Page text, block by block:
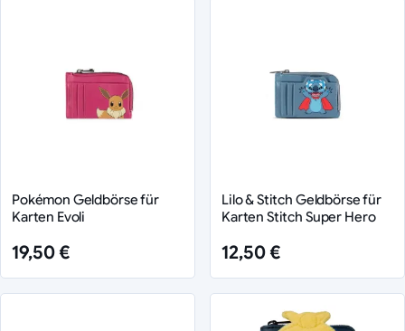
Pokémon Geldbörse für
Karten Evoli
19,50 €
Lilo & Stitch Geldbörse für
Karten Stitch Super Hero
12,50 €